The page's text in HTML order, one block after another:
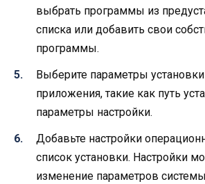
выбрать программы из
списка или добавить свои
программы.
Выберите параметры
приложения, такие как путь
параметры настройки.
Добавьте настройки
список установки. Настройки
изменение параметров